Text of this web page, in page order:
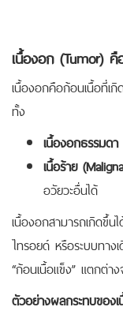
เนื้องอก (Tumor) คื
เนื้องอกคือก้อนเนื้อที่เ
ทั้ง
เนื้องอกธรรมด
เนื้อร้าย
อวัยวะอื่นได้
เนื้องอกสามารถเกิดขึ้
ไทรอยด์ หรือระบบทา
“ก้อนเนื้อแข็ง” แตกต่า
ตัวอย่างผลกระทบของ